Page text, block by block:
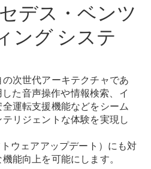
セデス・ベンツ
ング システ
次世代アーキテクチャであ
た音声操作や情報検索、イ
運転支援機能などをシーム
リジェントな体験を実現し
ウェアアップデート）にも対
能向上を可能にします。